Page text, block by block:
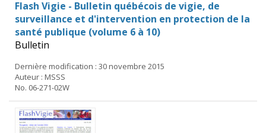
Flash Vigie - Bulletin québécois de vigie, de
surveillance et d'intervention en protection de la
santé publique (volume 6 à 10)
Bulletin
Dernière modification : 30 novembre 2015
Auteur : MSSS
No. 06-271-02W